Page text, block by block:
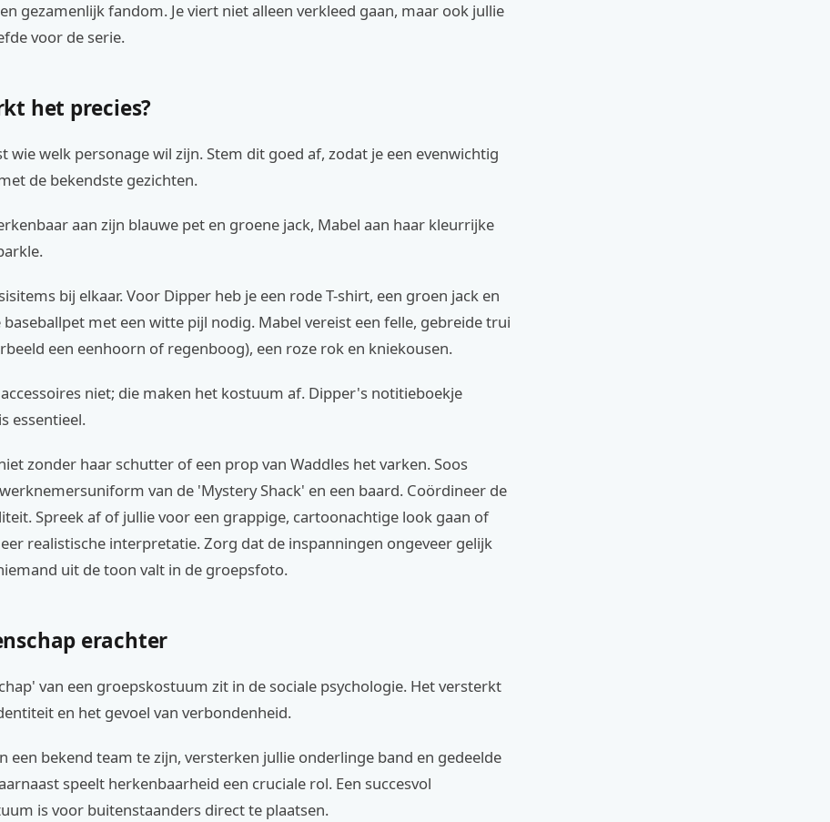
gezamenlijk fandom. Je viert niet alleen verkleed gaan, maar ook jullie
voor de serie.
het precies?
wie welk personage wil zijn. Stem dit goed af, zodat je een evenwichtig
de bekendste gezichten.
aan zijn blauwe pet en groene jack, Mabel aan haar kleurrijke
bij elkaar. Voor Dipper heb je een rode T-shirt, een groen jack en
baseballpet met een witte pijl nodig. Mabel vereist een felle, gebreide trui
een eenhoorn of regenboog), een roze rok en kniekousen.
niet; die maken het kostuum af. Dipper's notitieboekje
essentieel.
zonder haar schutter of een prop van Waddles het varken. Soos
van de 'Mystery Shack' en een baard. Coördineer de
Spreek af of jullie voor een grappige, cartoonachtige look gaan of
realistische interpretatie. Zorg dat de inspanningen ongeveer gelijk
uit de toon valt in de groepsfoto.
erachter
van een groepskostuum zit in de sociale psychologie. Het versterkt
en het gevoel van verbondenheid.
een bekend team te zijn, versterken jullie onderlinge band en gedeelde
speelt herkenbaarheid een cruciale rol. Een succesvol
is voor buitenstaanders direct te plaatsen.